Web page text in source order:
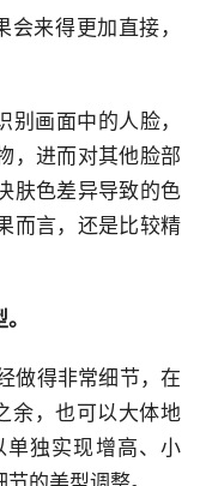
来得更加直接，
画面中的人脸，
，进而对其他脸部
肤色差异导致的色
而言，还是比较精
做得非常细节，在
余，也可以大体地
独实现增高、小